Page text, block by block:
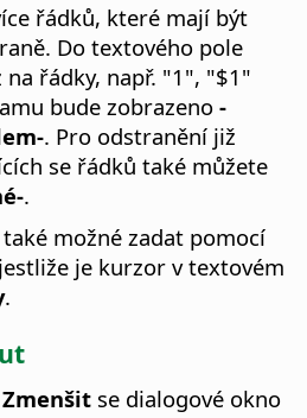
řádků, které mají být
Do textového pole
řádky, např. "1", "$1"
bude zobrazeno -
. Pro odstranění již
se řádků také můžete
.
možné zadat pomocí
je kurzor v textovém
.
Zmenšit se dialogové okno